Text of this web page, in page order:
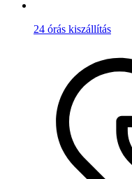
24 órás kiszállítás